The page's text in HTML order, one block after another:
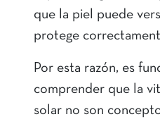
que la piel puede
protege
Por esta razón, es
comprender que la
solar no son